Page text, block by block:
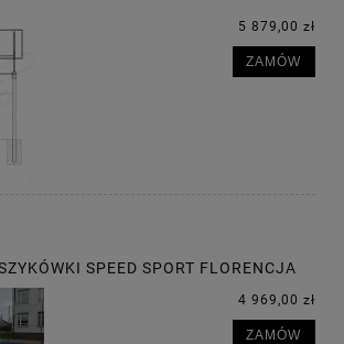
5 879,00 zł
ZAMÓW
SPEED SPORT FLORENCJA
4 969,00 zł
ZAMÓW